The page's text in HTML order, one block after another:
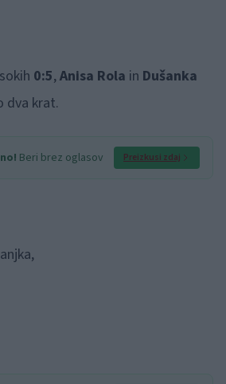
0:5,Anisa Rola in Dušanka
dva krat.
Beri brez oglasov Preizkusi zdaj